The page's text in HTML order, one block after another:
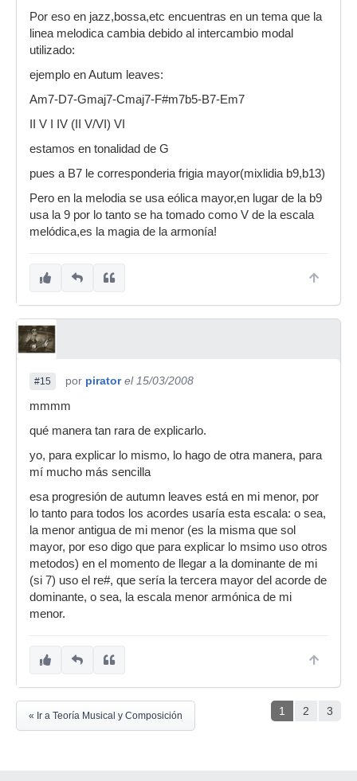
Por eso en jazz,bossa,etc encuentras en un tema que la
linea melodica cambia debido al intercambio modal
utilizado:
ejemplo en Autum leaves:
Am7-D7-Gmaj7-Cmaj7-F#m7b5-B7-Em7
II V I IV (II V/VI) VI
estamos en tonalidad de G
pues a B7 le corresponderia frigia mayor(mixlidia b9,b13)
Pero en la melodia se usa eólica mayor,en lugar de la b9
usa la 9 por lo tanto se ha tomado como V de la escala
melódica,es la magia de la armonía!
#15 por pirator el 15/03/2008
mmmm
qué manera tan rara de explicarlo.
yo, para explicar lo mismo, lo hago de otra manera, para
mí mucho más sencilla
esa progresión de autumn leaves está en mi menor, por
lo tanto para todos los acordes usaría esta escala: o sea,
la menor antigua de mi menor (es la misma que sol
mayor, por eso digo que para explicar lo msimo uso otros
metodos) en el momento de llegar a la dominante de mi
(si 7) uso el re#, que sería la tercera mayor del acorde de
dominante, o sea, la escala menor armónica de mi
menor.
1 2 3
« Ir a Teoría Musical y Composición